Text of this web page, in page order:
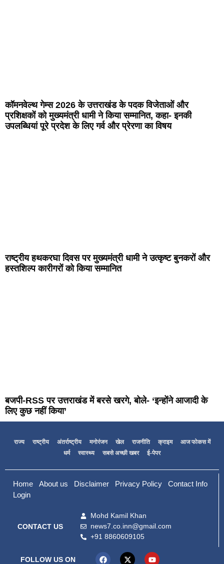
कॉमनवेल्थ गेम्स 2026 के उत्तराखंड के पदक विजेताओं और
प्रशिक्षकों को मुख्यमंत्री धामी ने किया सम्मानित, कहा- इनकी
उपलब्धियां पूरे प्रदेश के लिए गर्व और प्रेरणा का विषय
राष्ट्रीय हथकरघा दिवस पर मुख्यमंत्री धामी ने उत्कृष्ट बुनकरों और
हस्तशिल्प कारीगरों को किया सम्मानित
बजपी-RSS पर उत्तराखंड में बरसे खरगे, बोले- ‘इन्होंने आजादी के
लिए कुछ नहीं किया’
राज्य राष्ट्रीय अंतर्राष्ट्रीय मनोरंजन खेल राजनीति क्राइम
आज फोकस में
धर्म
स्वास्थ्य सबसे अच्छी खबर ई-पेपर
Home About us Disclaimer Privacy Policy
Contact Info
Login
CONTACT US
Mohd Kamil Khan
news7.co.inn@gmail.com
+91 8860609105
FOLLOW US ON